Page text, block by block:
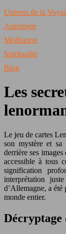
Univers de la
Astrologie
Méditation
Spiritualité
Blog
Les
Le jeu de cartes
son mystère et sa
derrière ses
accessible à tous
signification
interprétation
d’Allemagne, a été
monde entier.
Décryptage